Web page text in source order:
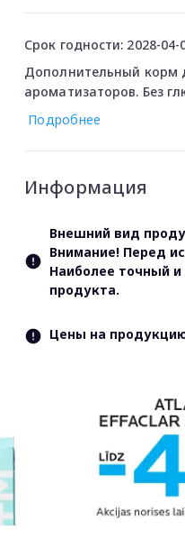
Срок годности: 2028-04-
Дополнительный корм
ароматизаторов. Без
Подробнее
Информация
Внешний вид
Внимание! Перед
Наиболее точный
продукта.
Цены на